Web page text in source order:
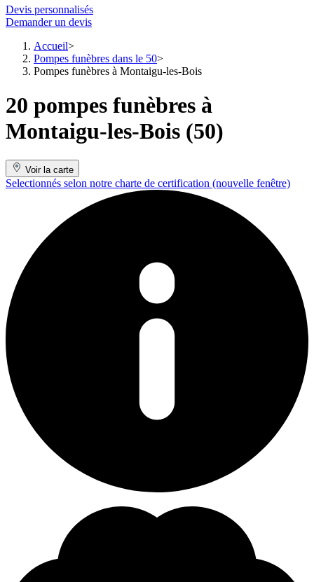
Devis personnalisés
Demander un devis
Accueil
Pompes funèbres dans le 50
Pompes funèbres à Montaigu-les-Bois
20 pompes funèbres à
Montaigu-les-Bois (50)
Voir la carte
Selectionnés selon notre charte de certification (nouvelle fenêtre)